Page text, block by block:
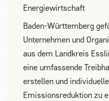
Energiewirtschaft
Baden-Württemberg
Unternehmen und
aus dem Landkreis
eine umfassende
erstellen und
Emissionsreduktion zu